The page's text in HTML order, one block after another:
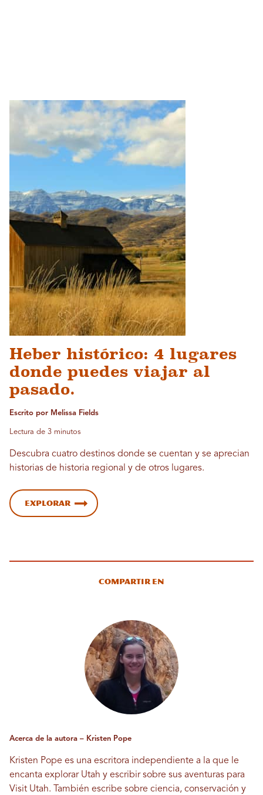
Heber histórico: 4 lugares
donde puedes viajar al
pasado.
Escrito por Melissa Fields
Lectura de 3 minutos
Descubra cuatro destinos donde se cuentan y se aprecian
historias de historia regional y de otros lugares.
Explorar
Compartir en
Acerca de la autora – Kristen Pope
Kristen Pope es una escritora independiente a la que le
encanta explorar Utah y escribir sobre sus aventuras para
Visit Utah. También escribe sobre ciencia, conservación y